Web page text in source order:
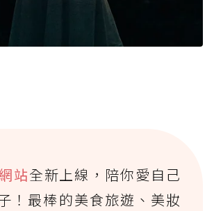
站全新上線，陪你愛自己
！最棒的美食旅遊、美妝